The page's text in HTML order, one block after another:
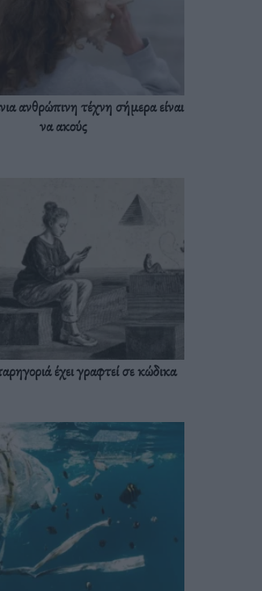
ανθρώπινη τέχνη σήμερα είναι
να ακούς
έχει γραφτεί σε κώδικα